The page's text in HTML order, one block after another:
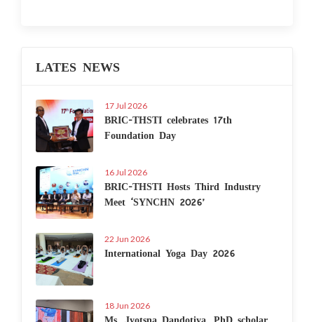
LATES NEWS
17 Jul 2026
BRIC-THSTI celebrates 17th
Foundation Day
16 Jul 2026
BRIC-THSTI Hosts Third Industry
Meet ‘SYNCHN 2026’
22 Jun 2026
International Yoga Day 2026
18 Jun 2026